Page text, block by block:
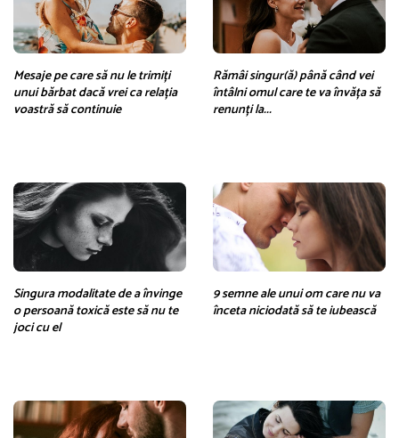
Mesaje pe care să nu le trimiți
unui bărbat dacă vrei ca relația
voastră să continuie
Rămâi singur(ă) până când vei
întâlni omul care te va învăța să
renunți la...
Singura modalitate de a învinge
o persoană toxică este să nu te
joci cu el
9 semne ale unui om care nu va
înceta niciodată să te iubească